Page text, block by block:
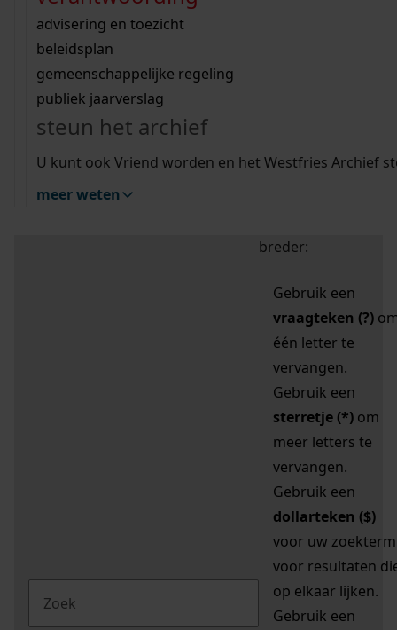
bouwvergunningen
omgevingsvergunningen
vergunningen
beeld en geluid
uitleg nodig?
Wij helpen u op weg met een aantal zoektips.
bekijk alle zoektips
Wij helpen u op weg met een aantal zoektips.
bekijk alle zoektips
bekijk ons geschiedenislokaal
advisering en toezicht
beleidsplan
gemeenschappelijke regeling
publiek jaarverslag
steun het archief
U kunt ook Vriend worden en het Westfries Archief
meer weten
zoektips
Mijn Studiezaal (inloggen)
uw zoekopdracht te
breder:
Gebruik een
vraagteken (?)
één letter te
vervangen.
Gebruik een
sterretje (*) om
meer letters te
vervangen.
Gebruik een
dollarteken ($)
voor uw zoekterm
voor resultaten
op elkaar lijken.
Gebruik een